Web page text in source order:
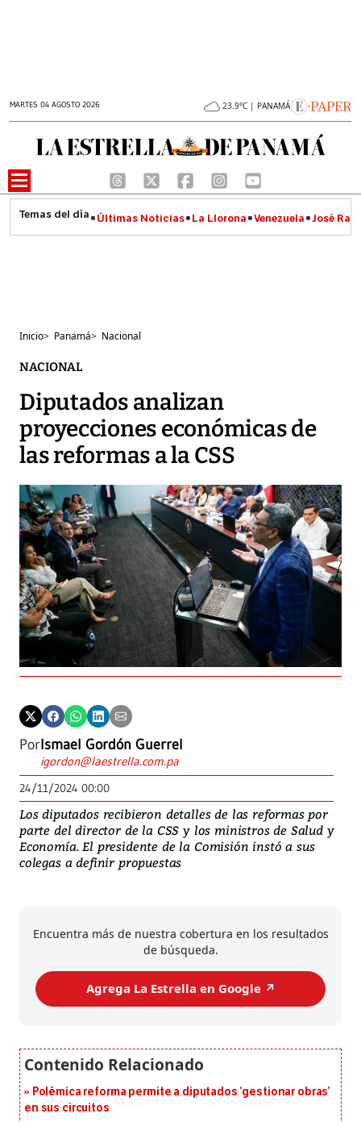
MARTES 04 AGOSTO 2026 23.9°C | PANAMÁ
Últimas Noticias La Llorona Venezuela José
Inicio> Panamá> Nacional
NACIONAL
Diputados analizan
proyecciones económicas de
las reformas a la CSS
PorIsmael Gordón Guerrel
igordon@laestrella.com.pa
24/11/2024 00:00
Los diputados recibieron detalles de las reformas por
parte del director de la CSS y los ministros de Salud y
Economía. El presidente de la Comisión instó a sus
colegas a definir propuestas
Encuentra más de nuestra cobertura en los resultados
de búsqueda.
Agrega La Estrella en Google ↗️
Polémica reforma permite a diputados ‘gestionar obras’
en sus circuitos